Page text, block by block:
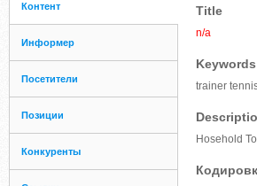
Контент
Информер
Посетители
Позиции
Конкуренты
Title
n/a
Keywords
trainer
Hosehold